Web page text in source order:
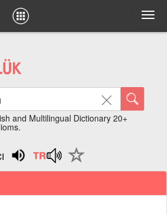
and Multilingual Dictionary 20+